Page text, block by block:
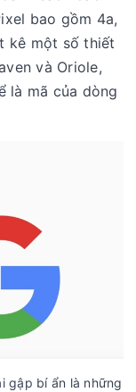
bao gồm 4a,
kê một số thiết
và Oriole,
là mã của dòng
gập bí ẩn là những